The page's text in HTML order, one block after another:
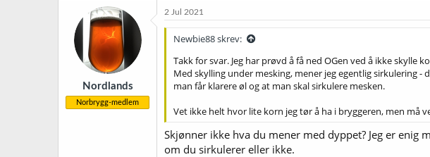
k
j
o
e
r
:
Nordlands
Norbrygg-medlem
2 Jul 2021
Newbie88 skrev:
Takk for svar. Jeg har prøvd å få ned OGen ved å ikke
Med skylling under mesking, mener jeg egentlig sirkulering
man får klarere øl og at man skal sirkulere mesken.
Vet ikke helt hvor lite korn jeg tør å ha i bryggeren, men må
Skjønner ikke hva du mener med dyppet? Jeg er enig
om du sirkulerer eller ikke.